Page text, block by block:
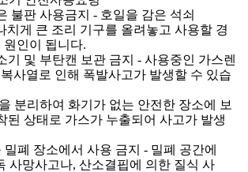
불판 사용금지 - 호일을 감은 석쇠
치게 큰 조리 기구를 올려놓고 사용할 경
원인이 됩니다.
기 및 부탄캔 보관 금지 - 사용중인 가스렌
사열로 인해 폭발사고가 발생할 수 있습
분리하여 화기가 없는 안전한 장소에 보
된 상태로 가스가 누출되어 사고가 발생
밀폐 장소에서 사용 금지 - 밀폐 공간에
사망사고나, 산소결핍에 의한 질식 사